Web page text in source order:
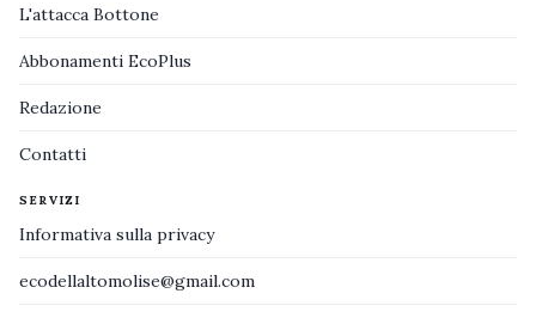
L'attacca Bottone
Abbonamenti EcoPlus
Redazione
Contatti
SERVIZI
Informativa sulla privacy
ecodellaltomolise@gmail.com